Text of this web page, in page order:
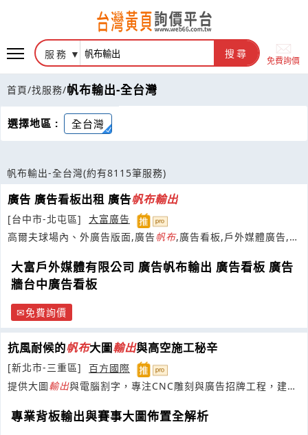
服務 搜尋
免費詢價
首頁/找服務/帆布輸出-全台灣
選擇地區 : 全台灣
帆布輸出-全台灣(約有8115筆服務)
廣告 廣告看板出租 廣告帆布輸出
[台中市-北屯區]
大富廣告
高爾夫球場內、外廣告版面,廣告帆布,廣告看板,戶外媒體廣告,T
大富戶外媒體有限公司 廣告帆布輸出 廣告看板 廣告
牆台中廣告看板
免費詢價
抗風耐候的帆布大圖輸出與高空施工秘辛
[新北市-三重區]
百方國際
提供大圖輸出與電腦割字，專注CNC雕刻與廣告招牌工程，建立
專業背板輸出與賽事大圖佈置全解析